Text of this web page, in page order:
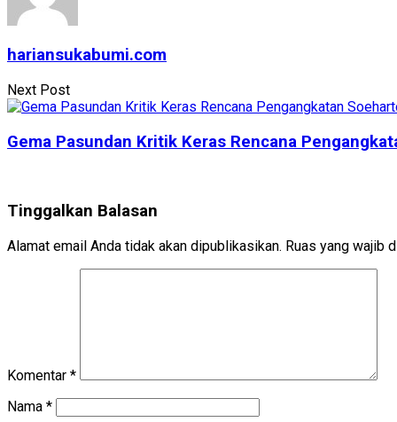
hariansukabumi.com
Next Post
Gema Pasundan Kritik Keras Rencana
Tinggalkan Balasan
Alamat email Anda tidak akan dipublikasikan. Ruas yang wajib
Komentar *
Nama *